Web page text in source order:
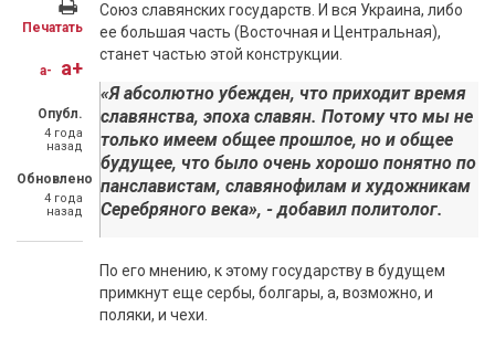
Печатать
a- a+
Опубл.
4 года
назад
Обновлено
4 года
назад
Союз славянских государств. И вся Украина, либо
ее большая часть (Восточная и Центральная),
станет частью этой конструкции.
«Я абсолютно убежден, что приходит время
славянства, эпоха славян. Потому что мы не
только имеем общее прошлое, но и общее
будущее, что было очень хорошо понятно по
панславистам, славянофилам и художникам
Серебряного века», - добавил политолог.
По его мнению, к этому государству в будущем
примкнут еще сербы, болгары, а, возможно, и
поляки, и чехи.